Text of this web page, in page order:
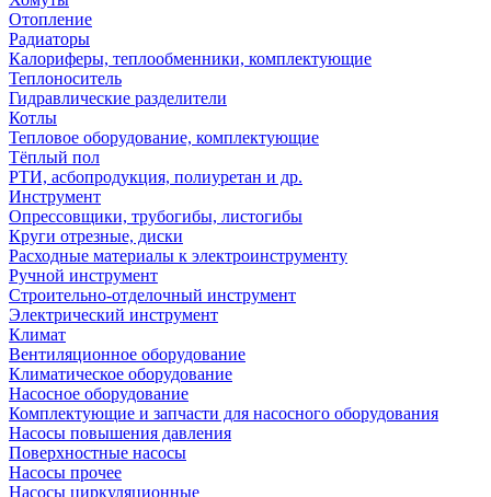
Отопление
Радиаторы
Калориферы, теплообменники, комплектующие
Теплоноситель
Гидравлические разделители
Котлы
Тепловое оборудование, комплектующие
Тёплый пол
РТИ, асбопродукция, полиуретан и др.
Инструмент
Опрессовщики, трубогибы, листогибы
Круги отрезные, диски
Расходные материалы к электроинструменту
Ручной инструмент
Строительно-отделочный инструмент
Электрический инструмент
Климат
Вентиляционное оборудование
Климатическое оборудование
Насосное оборудование
Комплектующие и запчасти для насосного оборудования
Насосы повышения давления
Поверхностные насосы
Насосы прочее
Насосы циркуляционные